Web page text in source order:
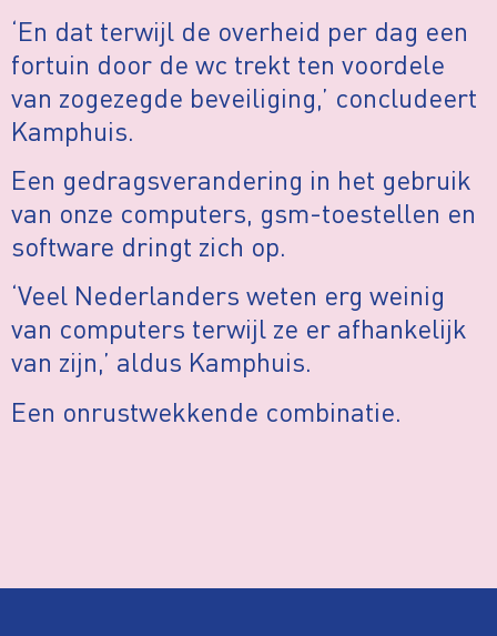
‘En dat terwijl de overheid per dag een
fortuin door de wc trekt ten voordele
van zogezegde beveiliging,’ concludeert
Kamphuis.
Een gedragsverandering in het gebruik
van onze computers, gsm-toestellen en
software dringt zich op.
‘Veel Nederlanders weten erg weinig
van computers terwijl ze er afhankelijk
van zijn,’ aldus Kamphuis.
Een onrustwekkende combinatie.